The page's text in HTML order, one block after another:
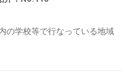
の学校等で行なっている地域